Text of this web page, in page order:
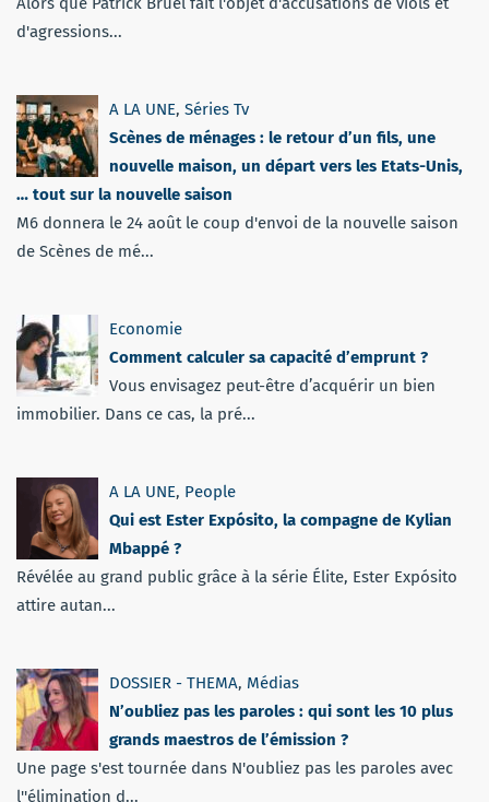
d'agressions...
A LA UNE, Séries Tv
Scènes de ménages : le retour d’un fils, une
nouvelle maison, un départ vers les Etats-Unis,
… tout sur la nouvelle saison
M6 donnera le 24 août le coup d'envoi de la nouvelle saison
de Scènes de mé...
Economie
Comment calculer sa capacité d’emprunt ?
Vous envisagez peut-être d’acquérir un bien
immobilier. Dans ce cas, la pré...
A LA UNE, People
Qui est Ester Expósito, la compagne de Kylian
Mbappé ?
Révélée au grand public grâce à la série Élite, Ester Expósito
attire autan...
DOSSIER - THEMA, Médias
N’oubliez pas les paroles : qui sont les 10 plus
grands maestros de l’émission ?
Une page s'est tournée dans N'oubliez pas les paroles avec
l''élimination d...